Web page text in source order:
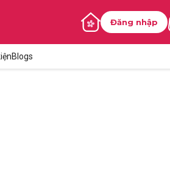
Đăng nhập
Blogs